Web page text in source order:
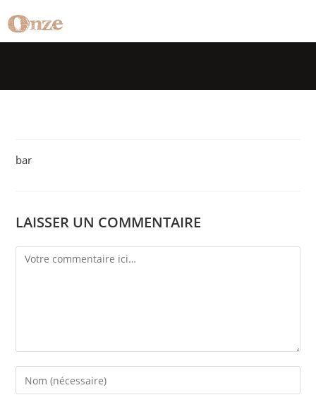
bar
LAISSER UN COMMENTAIRE